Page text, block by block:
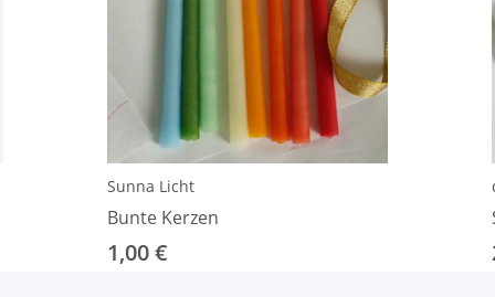
Sunna Licht
Bunte Kerzen
1,00 €